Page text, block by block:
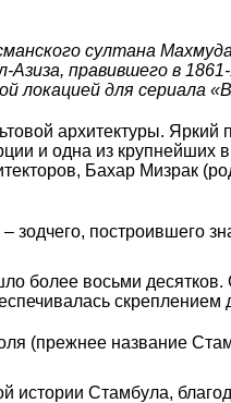
султана Махмуда
правившего в
локацией для сериала
архитектуры.
и одна из крупнейших
Бахар Мизрак
построившего
более восьми десятков.
(прежнее название
истории Стамбула,